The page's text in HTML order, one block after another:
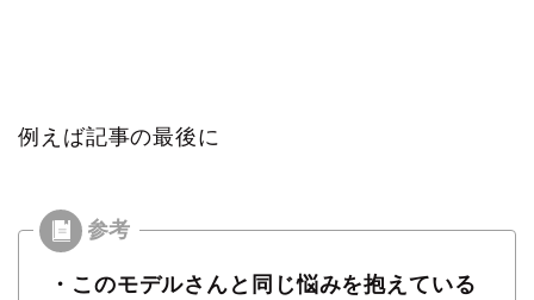
例えば記事の最後に
・このモデルさんと同じ悩みを抱えている